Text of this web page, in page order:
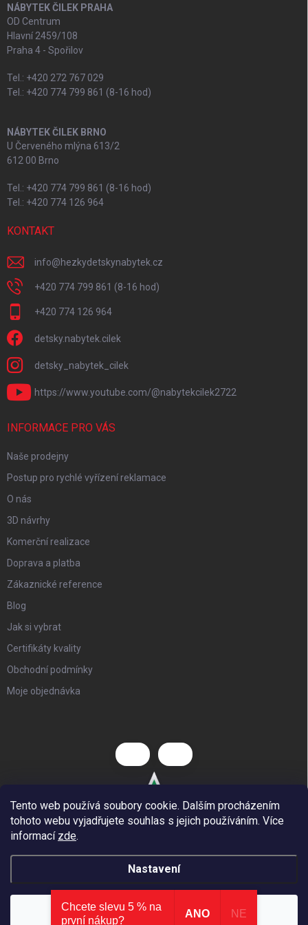
Tento web používá soubory cookie. Dalším procházením
tohoto webu vyjadřujete souhlas s jejich používáním. Více
informací zde.
Nastavení
Souhlasím
NÁBYTEK ČILEK PRAHA
OD Centrum
Hlavní 2459/108
Praha 4 - Spořilov
Tel.: +420 272 767 029
Tel.: +420 774 799 861 (8-16 hod)
NÁBYTEK ČILEK BRNO
U Červeného mlýna 613/2
612 00 Brno
Tel.: +420 774 799 861 (8-16 hod)
Tel.: +420 774 126 964
KONTAKT
info@hezkydetskynabytek.cz
+420 774 799 861 (8-16 hod)
+420 774 126 964
detsky.nabytek.cilek
detsky_nabytek_cilek
https://www.youtube.com/@nabytekcilek2722
INFORMACE PRO VÁS
Naše prodejny
Postup pro rychlé vyřízení reklamace
O nás
3D návrhy
Komerční realizace
Doprava a platba
Zákaznické reference
Blog
Jak si vybrat
Certifikáty kvality
Obchodní podmínky
Moje objednávka
Copyright 2026Hezký dětský nábytek . Všechna práva vyhrazena.
⭐ AKCE: nová kategorie zlevněných produktů
Chcete slevu 5 % na
první nákup?
ANO NE